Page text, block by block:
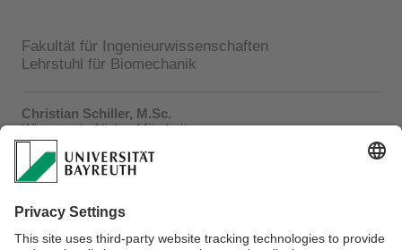
Fakultät für Ingenieurwissenschaften
Lehrstuhl für Biomechanik
Christian Schiller, M.Sc.
Wissenschaftlicher Mitarbeiter
Universitätsstraße 30
95447 Bayreuth
Besucheradresse:
Universitätsstraße 9
Raum 4.08